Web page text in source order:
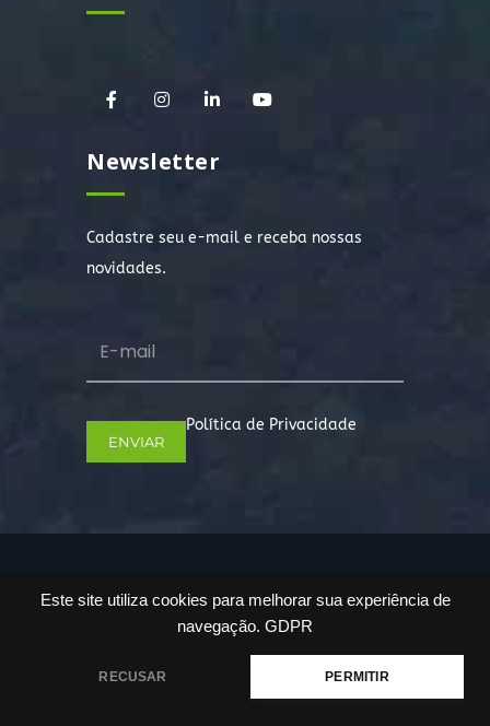
Este site utiliza cookies para melhorar sua experiência de
navegação. GDPR
RECUSAR PERMITIR
Newsletter
Cadastre seu e-mail e receba nossas
novidades.
Política de Privacidade
reservados.